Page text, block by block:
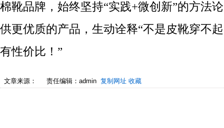
棉靴品牌，始终坚持“实践+微创新”的方法
供更优质的产品，生动诠释“不是皮靴穿不
有性价比！”
文章来源： 责任编辑：admin 复制网址 收藏